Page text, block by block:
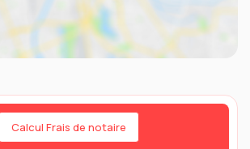
Calcul Frais de notaire